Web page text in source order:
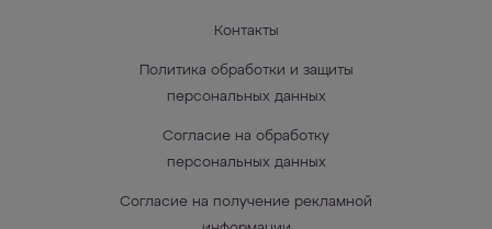
Контакты
Политика обработки и защиты
персональных данных
Согласие на обработку
персональных данных
Согласие на получение рекламной